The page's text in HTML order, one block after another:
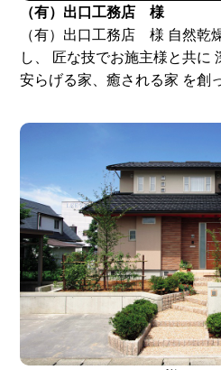
（有）出口工務店 様
（有）出口工務店 様 自然乾
し、 匠な技でお施主様と共に
安らげる家、癒される家 を創